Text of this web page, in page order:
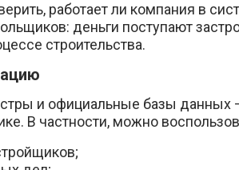
работает ли компания в
деньги поступают
строительства.
и официальные базы данных
В частности, можно